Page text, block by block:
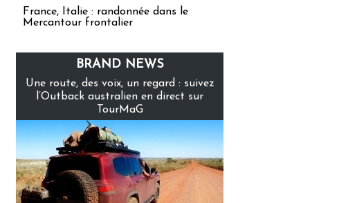
France, Italie : randonnée dans le
Mercantour frontalier
BRAND NEWS
Une route, des voix, un regard : suivez
l’Outback australien en direct sur
TourMaG